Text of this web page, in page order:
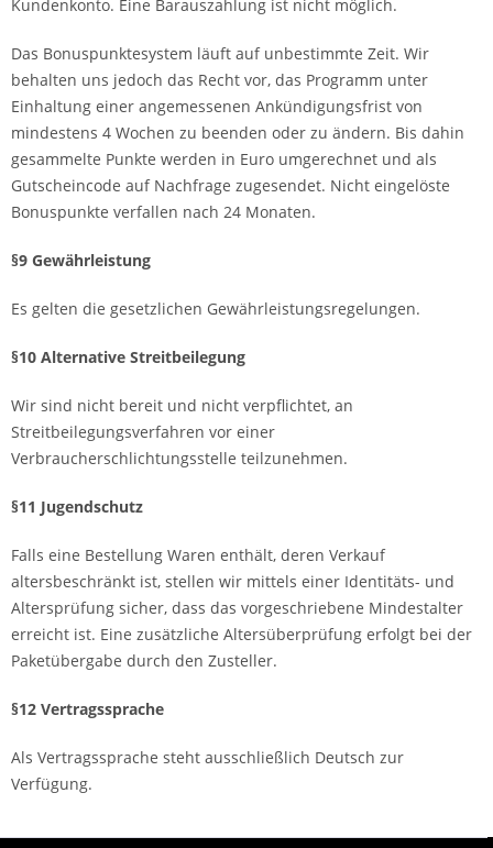
Kundenkonto. Eine Barauszahlung ist nicht möglich.
Das Bonuspunktesystem läuft auf unbestimmte Zeit. Wir
behalten uns jedoch das Recht vor, das Programm unter
Einhaltung einer angemessenen Ankündigungsfrist von
mindestens 4 Wochen zu beenden oder zu ändern. Bis dahin
gesammelte Punkte werden in Euro umgerechnet und als
Gutscheincode auf Nachfrage zugesendet. Nicht eingelöste
Bonuspunkte verfallen nach 24 Monaten.
§9 Gewährleistung
Es gelten die gesetzlichen Gewährleistungsregelungen.
§10 Alternative Streitbeilegung
Wir sind nicht bereit und nicht verpflichtet, an
Streitbeilegungsverfahren vor einer
Verbraucherschlichtungsstelle teilzunehmen.
§11 Jugendschutz
Falls eine Bestellung Waren enthält, deren Verkauf
altersbeschränkt ist, stellen wir mittels einer Identitäts- und
Altersprüfung sicher, dass das vorgeschriebene Mindestalter
erreicht ist. Eine zusätzliche Altersüberprüfung erfolgt bei der
Paketübergabe durch den Zusteller.
§12 Vertragssprache
Als Vertragssprache steht ausschließlich Deutsch zur
Verfügung.